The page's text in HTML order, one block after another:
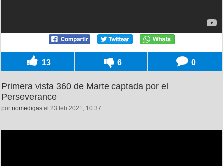
13 6 0
Primera vista 360 de Marte captada por el
Perseverance
por nomedigas el 23 feb 2021, 10:37